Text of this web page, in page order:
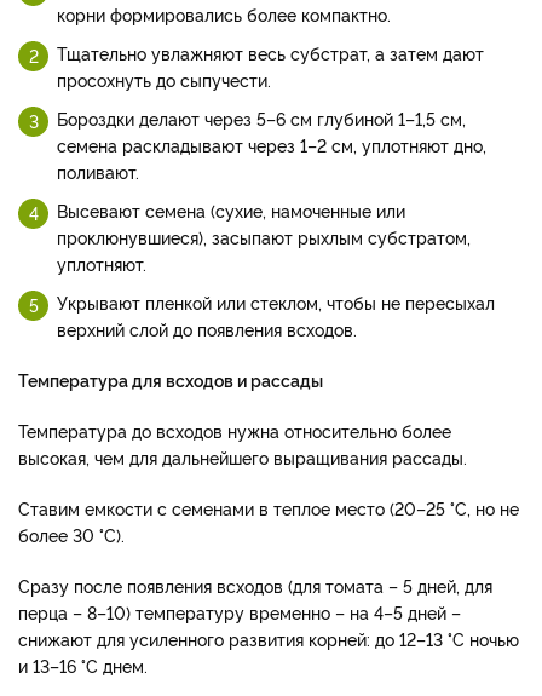
корни формировались более компактно.
Тщательно увлажняют весь субстрат, а затем дают
просохнуть до сыпучести.
Бороздки делают через 5–6 см глубиной 1–1,5 см,
семена раскладывают через 1–2 см, уплотняют дно,
поливают.
Высевают семена (сухие, намоченные или
проклюнувшиеся), засыпают рыхлым субстратом,
уплотняют.
Укрывают пленкой или стеклом, чтобы не пересыхал
верхний слой до появления всходов.
Температура для всходов и рассады
Температура до всходов нужна относительно более
высокая, чем для дальнейшего выращивания рассады.
Ставим емкости с семенами в теплое место (20–25 °С, но не
более 30 °С).
Сразу после появления всходов (для томата – 5 дней, для
перца – 8–10) температуру временно – на 4–5 дней –
снижают для усиленного развития корней: до 12–13 °С ночью
и 13–16 °С днем.